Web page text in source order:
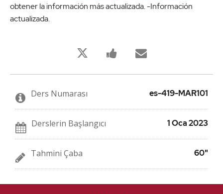
obtener la información más actualizada. -Información
actualizada.
derse
twitleyin
Bu
derse
yaptığınızı
Facebook
mesajı
gönderin
Birisine
bu
için
e-
posta
gönderin
Ders Numarası es-419-MAR101
Derslerin Başlangıcı 1 Oca 2023
Tahmini Çaba 60"